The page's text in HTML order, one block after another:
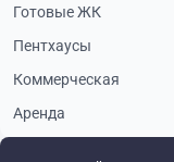
Готовые ЖК
Пентхаусы
Коммерческая
Аренда